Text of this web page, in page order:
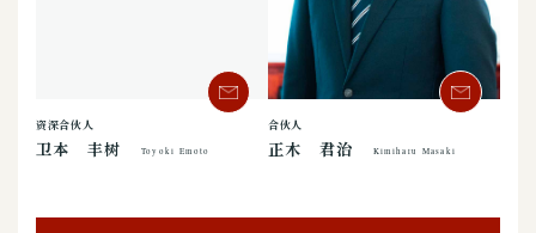
资深合伙人
卫本 丰树 Toyoki Emoto
合伙人
正木 君治 Kimiharu Masaki